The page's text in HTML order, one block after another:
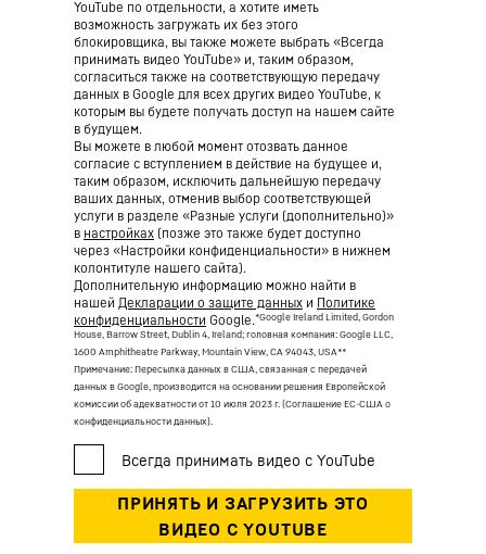
YouTube по отдельности, а хотите иметь
возможность загружать их без этого
блокировщика, вы также можете выбрать «Всегда
принимать видео YouTube» и, таким образом,
согласиться также на соответствующую передачу
данных в Google для всех других видео YouTube, к
которым вы будете получать доступ на нашем сайте
в будущем.
Вы можете в любой момент отозвать данное
согласие с вступлением в действие на будущее и,
таким образом, исключить дальнейшую передачу
ваших данных, отменив выбор соответствующей
услуги в разделе «Разные услуги (дополнительно)»
в настройках (позже это также будет доступно
через «Настройки конфиденциальности» в нижнем
колонтитуле нашего сайта).
Дополнительную информацию можно найти в
нашей Декларации о защите данных и Политике
конфиденциальности Google.*Google Ireland Limited, Gordon
House, Barrow Street, Dublin 4, Ireland; головная компания: Google LLC,
1600 Amphitheatre Parkway, Mountain View, CA 94043, USA**
Примечание: Пересылка данных в США, связанная с передачей
данных в Google, производится на основании решения Европейской
комиссии об адекватности от 10 июля 2023 г. (Соглашение ЕС-США о
конфиденциальности данных).